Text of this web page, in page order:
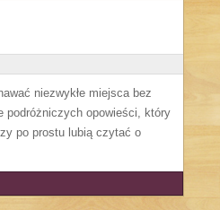
niezwykłe miejsca bez
podróżniczych opowieści, który
po prostu lubią czytać o